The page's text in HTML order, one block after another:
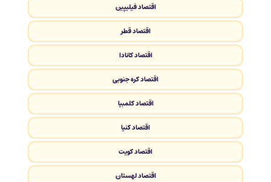
اقتصاد فیلیپین
اقتصاد قطر
اقتصاد کانادا
اقتصاد کره جنوبی
اقتصاد کلمبیا
اقتصاد کنیا
اقتصاد کویت
اقتصاد لهستان